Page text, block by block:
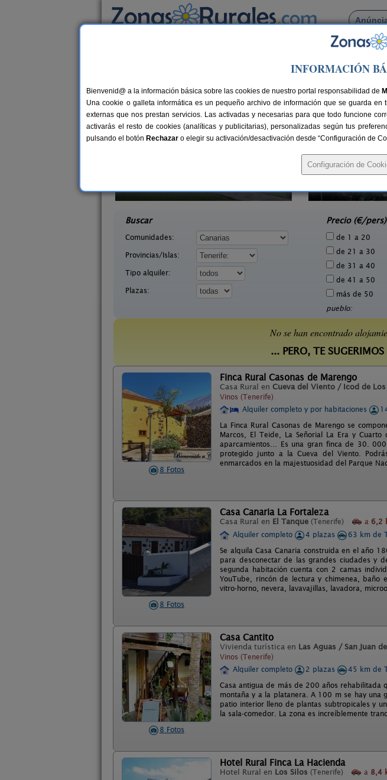
Busca por pueblo
> Icod de Los Vinos
Casas Rurales cerca de Icod de Los Vinos
60 €
Casa Rural Finca
Buscar
Comunidades:
Provincias/Islas:
Tipo alquiler:
Plazas:
Precio (€/pers)
de 1 a 20
de 21 a 30
de 31 a 40
de 41 a 50
más de 50
pueblo:
No se han encontrado
... PERO, TE
8 Fotos
Finca Rural Casonas de Marengo
Casa Rural en Cueva del Viento / Icod de
Vinos (Tenerife)
Alquiler completo y por habitaciones
La Finca Rural Casonas de Marengo se
Marcos, El Teide, La Señorial La Era y
aparcamientos... Es una gran finca de 30.
protegido junto a la Cueva del Viento.
enmarcados en la majestuosidad del Parque
8 Fotos
Casa Canaria La Fortaleza
Casa Rural en El Tanque (Tenerife) a 6,2
Alquiler completo
4 plazas
63 km de
Se alquila Casa Canaria construida en el año
para desconectar de las grandes ciudades y
segunda habitación cuenta con 2 camas
YouTube, rincón de lectura y chimenea, baño
vitro-horno, nevera, lavavajillas, lavadora,
8 Fotos
Casa Cantito
Vivienda turística en Las Aguas / San Juan
Vinos (Tenerife)
Alquiler completo 2 plazas
45 km de
Casa antigua de más de 200 años rehabilitada
montaña y a la platanera. A 100 m se hay una
patio interior lleno de plantas subtropicales y
la sala-comedor. La zona es increíblemente
Hotel Rural Finca La Hacienda
Hotel Rural en Los Silos (Tenerife) a 8,4
INFORMACIÓN
Bienvenid@ a la información básica sobre las cookies de nuestro portal responsabilidad de
Una cookie o galleta informática es un pequeño archivo de información que se guarda
externas que nos prestan servicios. Las activadas y necesarias para que todo funcione
activarás el resto de cookies (analíticas y publicitarias), personalizadas según tus
pulsando el botón Rechazar o elegir su activación/desactivación desde “Configuración de